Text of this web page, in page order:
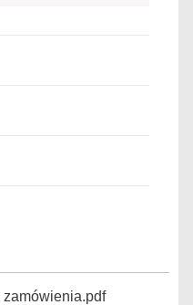
zamówienia.pdf